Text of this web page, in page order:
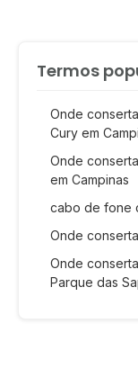
Termos
Onde
Cury em
Onde
em Campinas
cabo de fone
Onde
Onde
Parque das